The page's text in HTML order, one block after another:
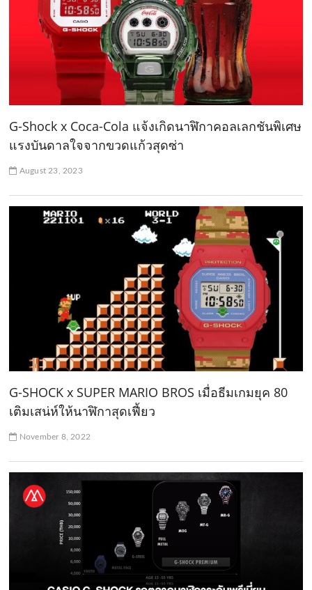
G-Shock x Coca-Cola แจ้งเกิดนาฬิกาคอลเลกชันพิเศษ
แรงบันดาลใจจากขวดแก้วสุดซ่า
August 23, 2023
G-SHOCK x SUPER MARIO BROS เมื่อธีมเกมยุค 80
เติมเสน่ห์ให้นาฬิกาสุดเฟี้ยว
November 8, 2022